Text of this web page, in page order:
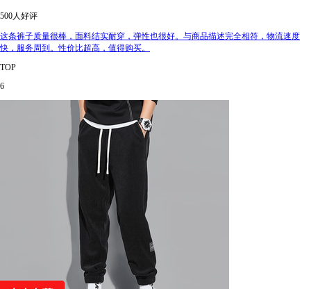
500人好评
这条裤子质量很棒，面料结实耐穿，弹性也很好。与商品描述完全相符，物流速度
快，服务周到。性价比超高，值得购买。
TOP
6